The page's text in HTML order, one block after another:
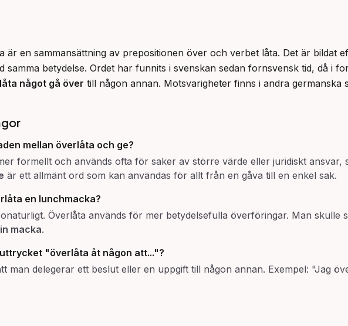
är en sammansättning av prepositionen över och verbet låta. Det är bildat
samma betydelse. Ordet har funnits i svenskan sedan fornsvensk tid, då i
låta något gå över till någon annan. Motsvarigheter finns i andra germanska
mellan överlåta och ge?
formellt och används ofta för saker av större värde eller juridiskt ansvar,
är ett allmänt ord som kan användas för allt från en gåva till en enkel sak.
en lunchmacka?
Överlåta används för mer betydelsefulla överföringar. Man skulle
macka.
"överlåta åt någon att..."?
man delegerar ett beslut eller en uppgift till någon annan. Exempel: "Jag